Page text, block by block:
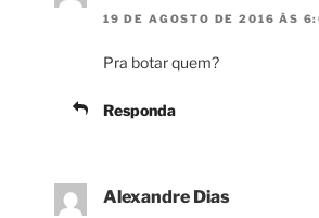
19 DE AGOSTO DE 2016 ÀS
Pra botar quem?
Responda
Alexandre Dias